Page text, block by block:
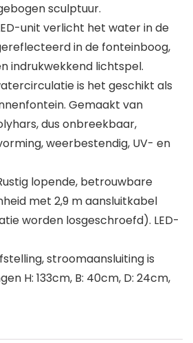
sculptuur.
unit verlicht het water in de
in de fonteinboog,
indrukwekkend lichtspel.
is het geschikt als
Gemaakt van
dus onbreekbaar,
weerbestendig, UV- en
lopende, betrouwbare
met 2,9 m aansluitkabel
worden losgeschroefd). LED-
stroomaansluiting is
H: 133cm, B: 40cm, D: 24cm,